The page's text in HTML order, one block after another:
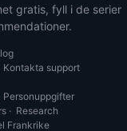
gratis, fyll i de serier
Kontakta support
Personuppgifter
· Research
Frankrike